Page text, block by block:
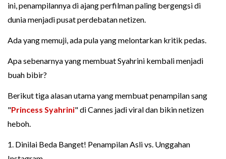
ini, penampilannya di ajang perfilman paling bergengsi di
dunia menjadi pusat perdebatan netizen.
Ada yang memuji, ada pula yang melontarkan kritik pedas.
Apa sebenarnya yang membuat Syahrini kembali menjadi
buah bibir?
Berikut tiga alasan utama yang membuat penampilan sang
"Princess Syahrini" di Cannes jadi viral dan bikin netizen
heboh.
1. Dinilai Beda Banget! Penampilan Asli vs. Unggahan